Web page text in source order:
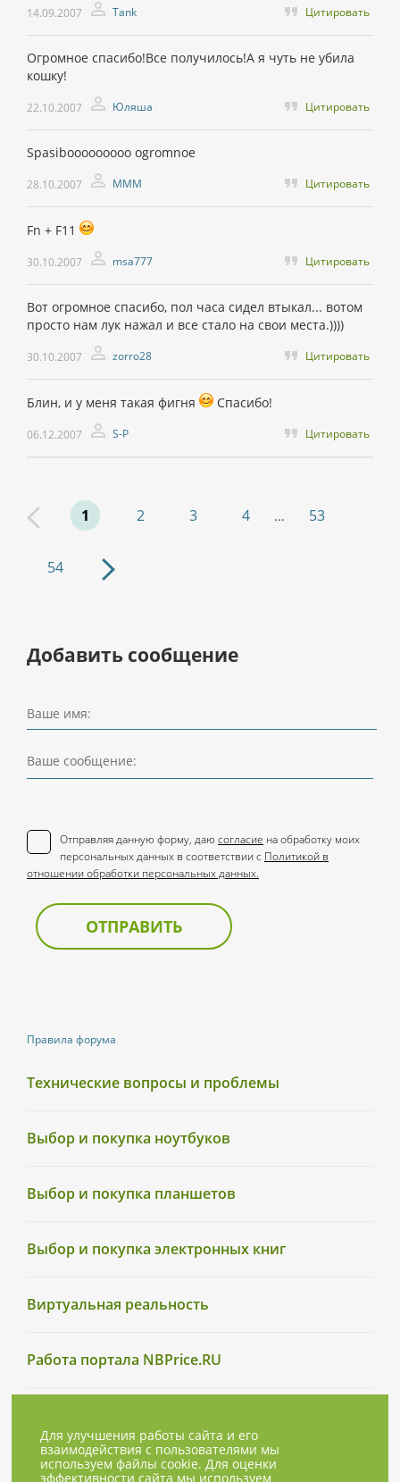
Правила форума
Технические вопросы и проблемы
Выбор и покупка ноутбуков
Выбор и покупка планшетов
Выбор и покупка электронных книг
Виртуальная реальность
Работа портала NBPrice.RU
14.09.2007 Tank Цитировать
Огромное спасибо!Все получилось!А я чуть не убила
кошку!
22.10.2007 Юляша Цитировать
Spasibooooooooo ogromnoe
28.10.2007 MMM Цитировать
Fn + F11
30.10.2007 msa777 Цитировать
Вот огромное спасибо, пол часа сидел втыкал... вотом
просто нам лук нажал и все стало на свои места.))))
30.10.2007 zorro28 Цитировать
Блин, и у меня такая фигня Спасибо!
06.12.2007 S-P Цитировать
1 2 3 4 ... 53
54
Добавить сообщение
Ваше имя:
Ваше сообщение:
Отправляя данную форму, даю согласие на обработку моих
персональных данных в соответствии с Политикой в
отношении обработки персональных данных.
ОТПРАВИТЬ
Для улучшения работы сайта и его
взаимодействия с пользователями мы
используем файлы cookie. Для оценки
эффективности сайта мы используем